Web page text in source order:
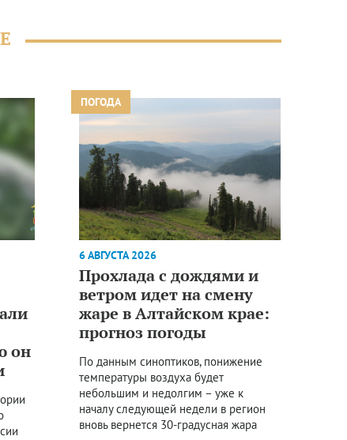
он
ПОГОДА
6 АВГУСТА 2026
Прохлада с дождями и
ветром идет на смену
жаре в Алтайском крае:
прогноз погоды
По данным синоптиков, понижение
температуры воздуха будет
небольшим и недолгим – уже к
началу следующей недели в регион
вновь вернется 30-градусная жара